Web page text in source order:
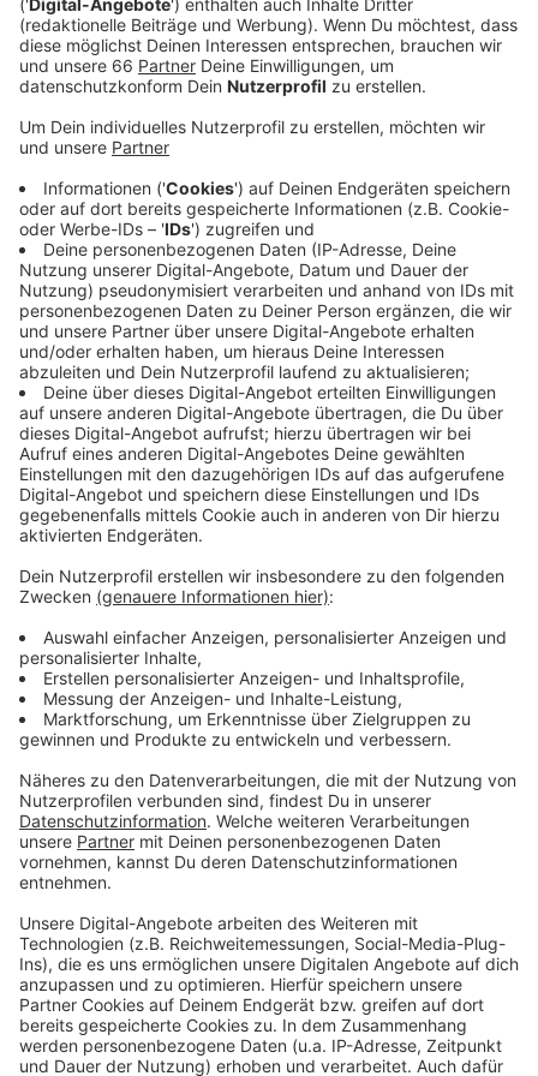
Veröffentlicht:Montag, 27.02.2023 05:12
Nach den bisherigen Ermittlungen der Polizei war der
Junge in Richtung der Bushaltestelle Reisholz an der
Further Straße gelaufen. Die Familie hatte nach
Angaben eines Polizeisprechers noch versucht, den
Ausflug des Kindes zu stoppen. Aus bislang unklaren
Gründen stürzte er an der Bordsteinkante in der
Haltestelle auf die Fahrbahn. Dort wurde er von dem
einfahrenden Bus der Linie 730
erfasst. Verkehrsunfallexperten der Polizei sperrten
die Unglücksstelle ab, sie wollen herausfinden, wie es
zu dem Unglück kommen konnte.
Anzeige
Anzeige
Die Meldung der Polizei auf unserer Homepage
Weitere Nachrichten aus Düsseldorf
Hier berichten die Kollegen der Rheinischen Post
Anzeige
Anzeige